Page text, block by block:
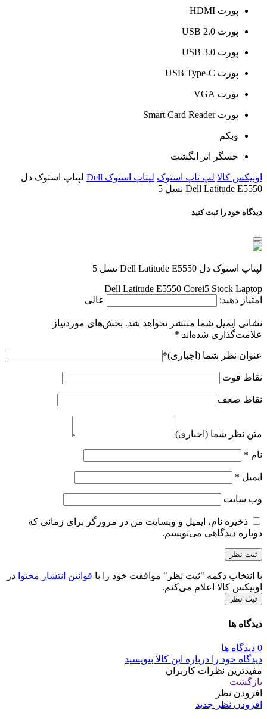
پورت HDMI
پورت USB 2.0
پورت USB 3.0
پورت USB Type-C
پورت VGA
پورت Smart Card Reader
وبکم
حسگر اثر انگشت
اونیکس کالا لپ تاپ استوک لپتاپ استوک Dell
لپتاپ استوک دل
Dell Latitude E5550 نسل 5
دیدگاه خود را ثبت کنید
لپتاپ استوک دل Dell Latitude E5550 نسل 5
Dell Latitude E5550 Corei5 Stock Laptop
امتیاز دهید:
عالی
نشانی ایمیل شما منتشر نخواهد شد. بخش‌های موردنیاز
علامت‌گذاری شده‌اند *
عنوان نظر شما (اجباری)*
نقاط قوت
نقاط ضعف
متن نظر شما (اجباری)
نام *
ایمیل *
وب‌ سایت
ذخیره نام، ایمیل و وبسایت من در مرورگر برای زمانی که
دوباره دیدگاهی می‌نویسم.
با انتخاب دکمه "ثبت نظر" موافقت خود را با قوانین انتشار محتوا در
اونیکس کالا اعلام می‌کنم.
ثبت نظر
دیدگاه ها
0 دیدگاه ها
دیدگاه خود را درباره این کالا بنویسید
مفیدترین نظرات کاربران
بازگشت
افزودن نظر
افزودن نظر جدید